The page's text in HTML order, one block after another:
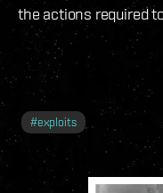
the actions required
#exploits